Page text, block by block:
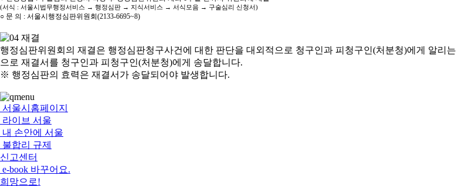
(서식 : 서울시법무행정서비스 → 행정심판 → 지식서비스 → 서식모음 → 구술심리 신청서)
○ 문 의 : 서울시행정심판위원회(2133-6695~8)
행정심판위원회의 재결은 행정심판청구사건에 대한 판단을 대외적으로 청구인과 피청구인(처분청)에게 알리는
으로 재결서를 청구인과 피청구인(처분청)에게 송달합니다.
※ 행정심판의 효력은 재결서가 송달되어야 발생합니다.
서울시홈페이지
라이브 서울
내 손안에 서울
불합리 규제
신고센터
e-book 바꾸어요.
희망으로!